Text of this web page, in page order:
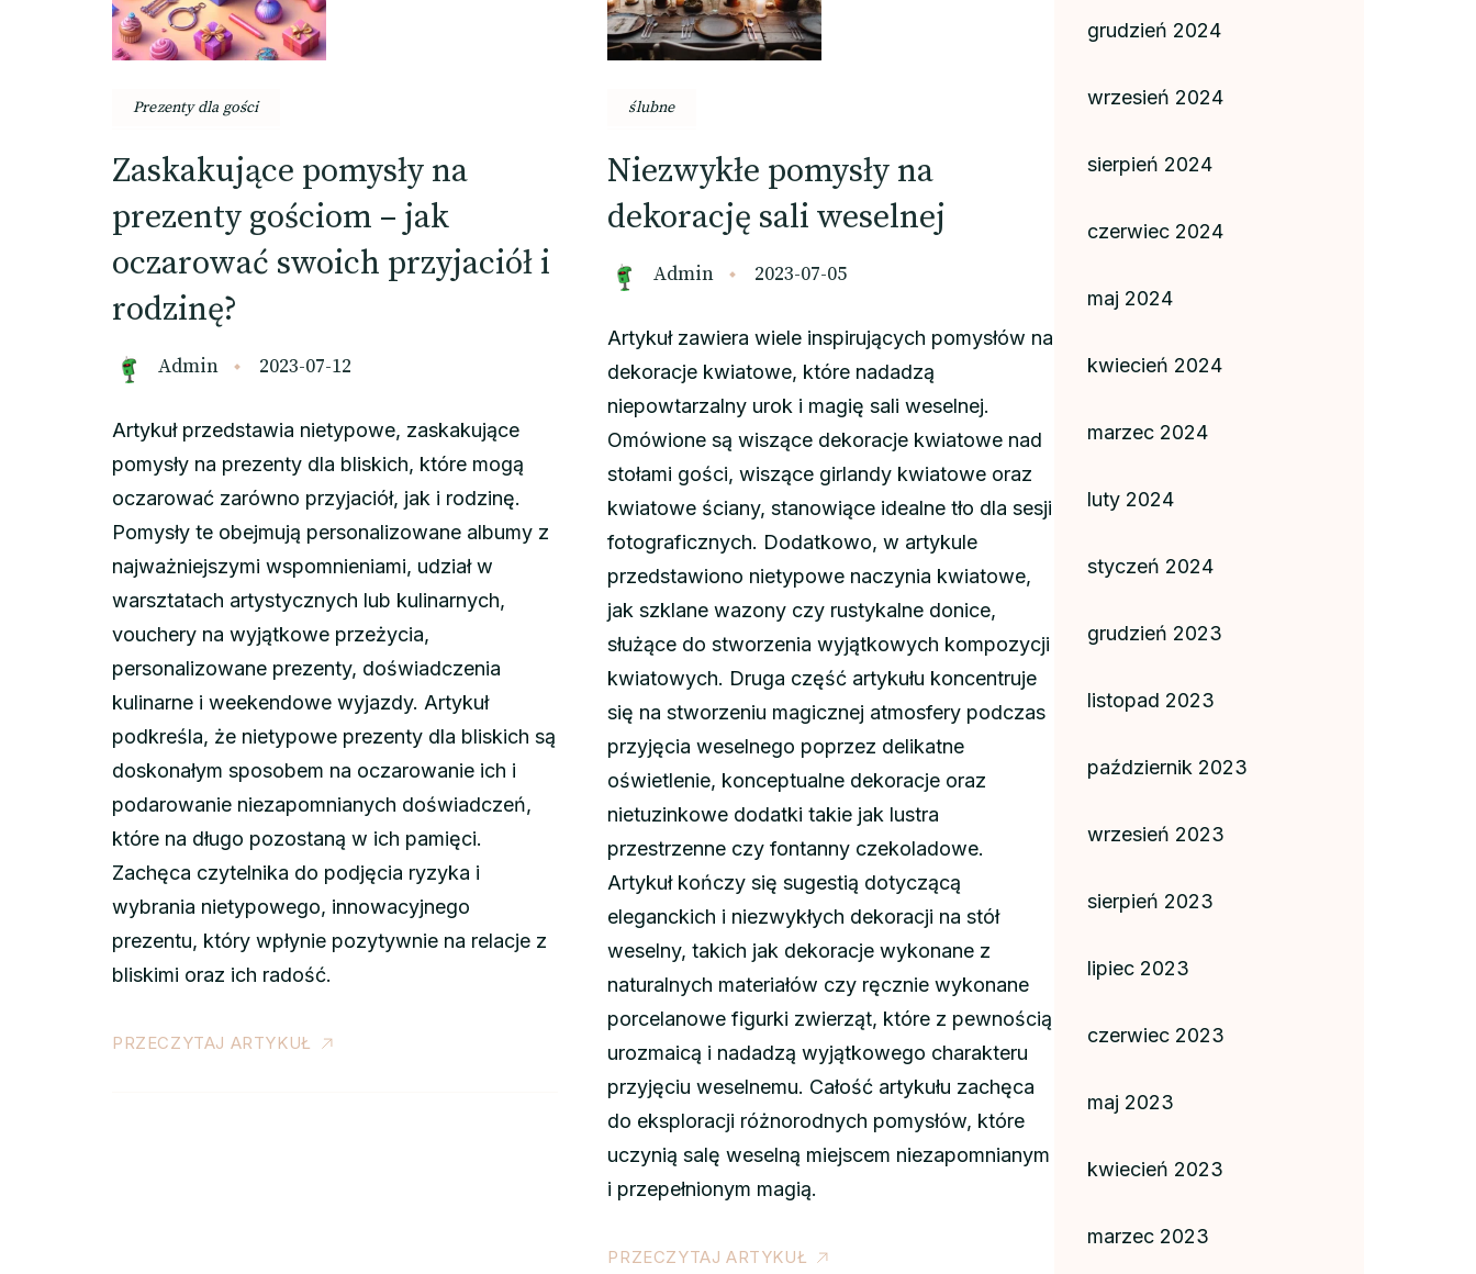
Prezenty dla gości
Zaskakujące pomysły na
prezenty gościom – jak
oczarować swoich przyjaciół i
rodzinę?
Admin 2023-07-12
Artykuł przedstawia nietypowe, zaskakujące
pomysły na prezenty dla bliskich, które mogą
oczarować zarówno przyjaciół, jak i rodzinę.
Pomysły te obejmują personalizowane albumy z
najważniejszymi wspomnieniami, udział w
warsztatach artystycznych lub kulinarnych,
vouchery na wyjątkowe przeżycia,
personalizowane prezenty, doświadczenia
kulinarne i weekendowe wyjazdy. Artykuł
podkreśla, że nietypowe prezenty dla bliskich są
doskonałym sposobem na oczarowanie ich i
podarowanie niezapomnianych doświadczeń,
które na długo pozostaną w ich pamięci.
Zachęca czytelnika do podjęcia ryzyka i
wybrania nietypowego, innowacyjnego
prezentu, który wpłynie pozytywnie na relacje z
bliskimi oraz ich radość.
PRZECZYTAJ ARTYKUŁ
ślubne
Niezwykłe pomysły na
dekorację sali weselnej
Admin 2023-07-05
Artykuł zawiera wiele inspirujących pomysłów na
dekoracje kwiatowe, które nadadzą
niepowtarzalny urok i magię sali weselnej.
Omówione są wiszące dekoracje kwiatowe nad
stołami gości, wiszące girlandy kwiatowe oraz
kwiatowe ściany, stanowiące idealne tło dla sesji
fotograficznych. Dodatkowo, w artykule
przedstawiono nietypowe naczynia kwiatowe,
jak szklane wazony czy rustykalne donice,
służące do stworzenia wyjątkowych kompozycji
kwiatowych. Druga część artykułu koncentruje
się na stworzeniu magicznej atmosfery podczas
przyjęcia weselnego poprzez delikatne
oświetlenie, konceptualne dekoracje oraz
nietuzinkowe dodatki takie jak lustra
przestrzenne czy fontanny czekoladowe.
Artykuł kończy się sugestią dotyczącą
eleganckich i niezwykłych dekoracji na stół
weselny, takich jak dekoracje wykonane z
naturalnych materiałów czy ręcznie wykonane
porcelanowe figurki zwierząt, które z pewnością
urozmaicą i nadadzą wyjątkowego charakteru
przyjęciu weselnemu. Całość artykułu zachęca
do eksploracji różnorodnych pomysłów, które
uczynią salę weselną miejscem niezapomnianym
i przepełnionym magią.
PRZECZYTAJ ARTYKUŁ
grudzień 2024
wrzesień 2024
sierpień 2024
czerwiec 2024
maj 2024
kwiecień 2024
marzec 2024
luty 2024
styczeń 2024
grudzień 2023
listopad 2023
październik 2023
wrzesień 2023
sierpień 2023
lipiec 2023
czerwiec 2023
maj 2023
kwiecień 2023
marzec 2023